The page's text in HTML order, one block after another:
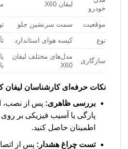
خودرو
لیفان X60
موقعیت سمت سرنشین جلو
نوع کیسه هوای استاندارد
سازگاری
مدل‌های مختلف لیفان
X60
نکات حرفه‌ای کارشناسان لیفان
بررسی ظاهری: پس از نصب،
پارگی یا آسیب فیزیکی بر
اطمینان حاصل کنید.
تست چراغ هشدار: پس از